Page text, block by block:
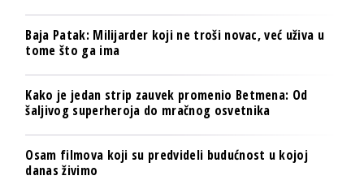
Baja Patak: Milijarder koji ne troši novac, već uživa u
tome što ga ima
Kako je jedan strip zauvek promenio Betmena: Od
šaljivog superheroja do mračnog osvetnika
Osam filmova koji su predvideli budućnost u kojoj
danas živimo